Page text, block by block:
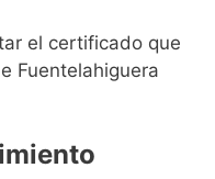
el certificado que
Fuentelahiguera